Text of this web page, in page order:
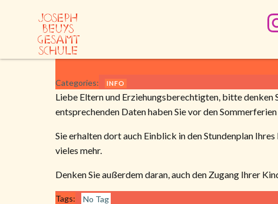
Categories: INFO
Liebe Eltern und Erziehungsberechtigten, bitte denken
entsprechenden Daten haben Sie vor den
Sie erhalten dort auch Einblick in den Stundenplan
vieles mehr.
Denken Sie außerdem daran, auch den Zugang Ihrer
Tags: No Tag